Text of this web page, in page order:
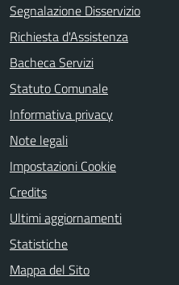
Segnalazione Disservizio
Richiesta d'Assistenza
Bacheca Servizi
Statuto Comunale
Informativa privacy
Note legali
Impostazioni Cookie
Credits
Ultimi aggiornamenti
Statistiche
Mappa del Sito